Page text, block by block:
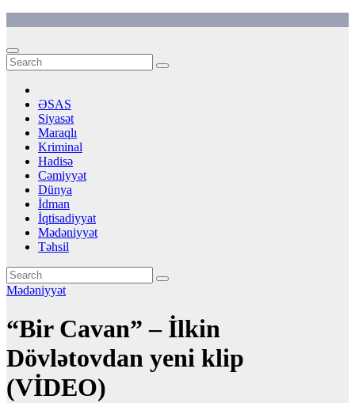
content
ƏSAS
Siyasət
Maraqlı
Kriminal
Hadisə
Cəmiyyət
Dünya
İdman
İqtisadiyyat
Mədəniyyət
Təhsil
Mədəniyyət
“Bir Cavan” – İlkin
Dövlətovdan yeni klip
(VİDEO)